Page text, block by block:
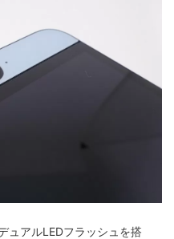
ュアルLEDフラッシュを搭